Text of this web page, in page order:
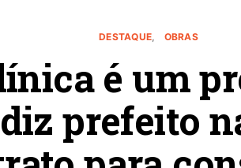
DESTAQUE OBRAS
é um
prefeito